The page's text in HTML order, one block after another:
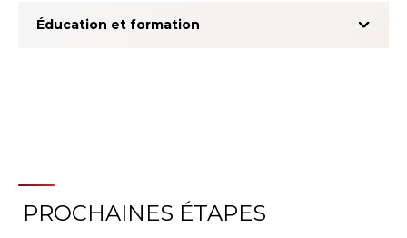
Éducation et formation
À propos du système
PROCHAINES ÉTAPES